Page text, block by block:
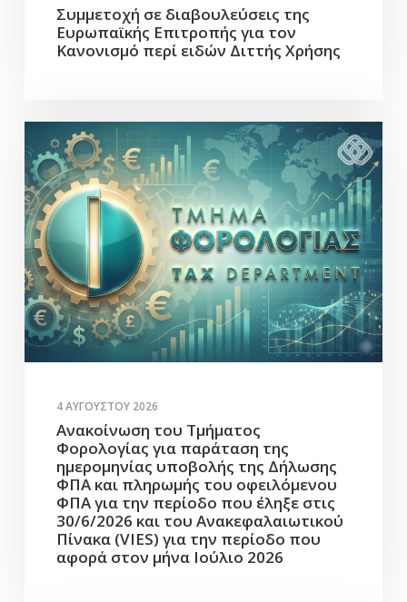
Συμμετοχή σε διαβουλεύσεις της
Ευρωπαϊκής Επιτροπής για τον
Κανονισμό περί ειδών Διττής Χρήσης
4 ΑΥΓΟΎΣΤΟΥ 2026
Ανακοίνωση του Τμήματος
Φορολογίας για παράταση της
ημερομηνίας υποβολής της Δήλωσης
ΦΠΑ και πληρωμής του οφειλόμενου
ΦΠΑ για την περίοδο που έληξε στις
30/6/2026 και του Ανακεφαλαιωτικού
Πίνακα (VIES) για την περίοδο που
αφορά στον μήνα Ιούλιο 2026